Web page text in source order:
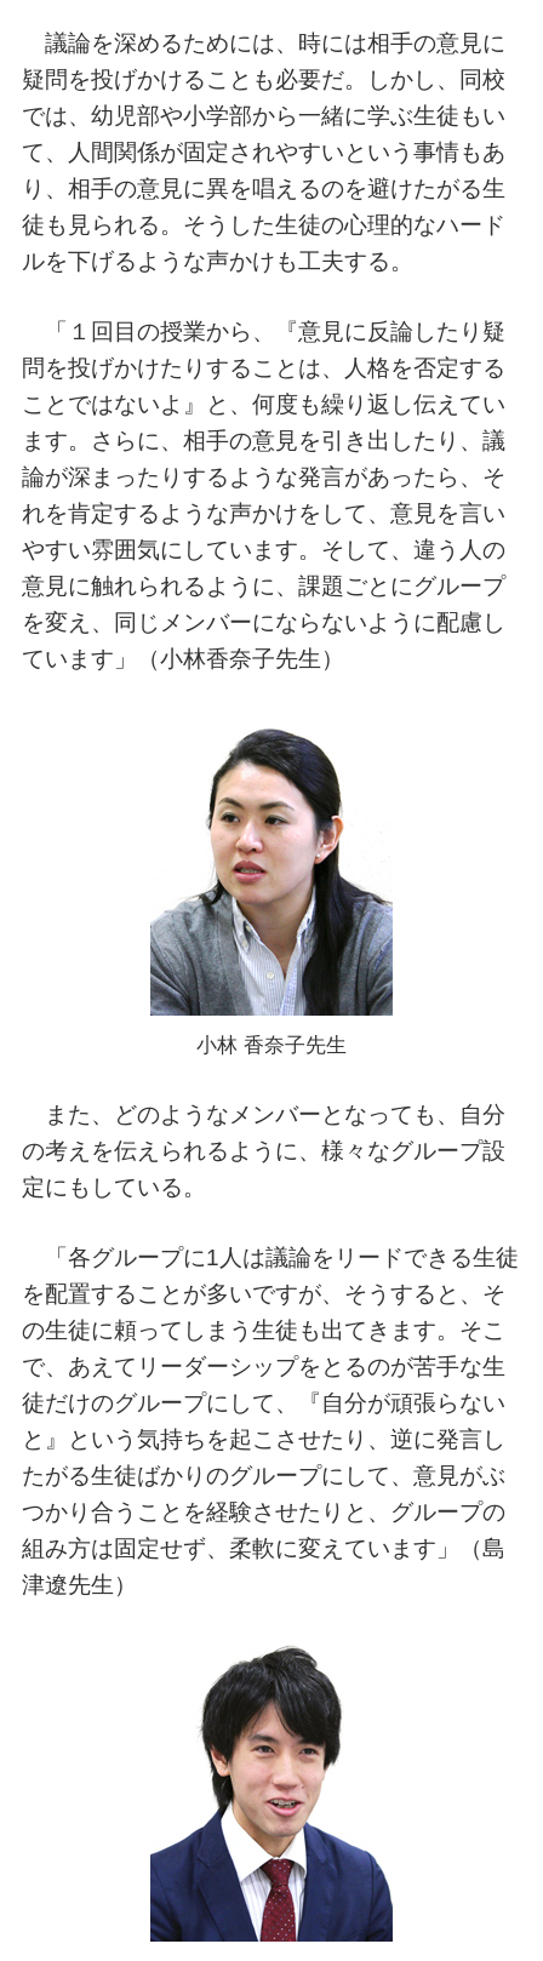
議論を深めるためには、時には相手の意見に
疑問を投げかけることも必要だ。しかし、同校
では、幼児部や小学部から一緒に学ぶ生徒もい
て、人間関係が固定されやすいという事情もあ
り、相手の意見に異を唱えるのを避けたがる生
徒も見られる。そうした生徒の心理的なハード
ルを下げるような声かけも工夫する。
「１回目の授業から、『意見に反論したり疑
問を投げかけたりすることは、人格を否定する
ことではないよ』と、何度も繰り返し伝えてい
ます。さらに、相手の意見を引き出したり、議
論が深まったりするような発言があったら、そ
れを肯定するような声かけをして、意見を言い
やすい雰囲気にしています。そして、違う人の
意見に触れられるように、課題ごとにグループ
を変え、同じメンバーにならないように配慮し
ています」（小林香奈子先生）
小林 香奈子先生
また、どのようなメンバーとなっても、自分
の考えを伝えられるように、様々なグループ設
定にもしている。
「各グループに1人は議論をリードできる生徒
を配置することが多いですが、そうすると、そ
の生徒に頼ってしまう生徒も出てきます。そこ
で、あえてリーダーシップをとるのが苦手な生
徒だけのグループにして、『自分が頑張らない
と』という気持ちを起こさせたり、逆に発言し
たがる生徒ばかりのグループにして、意見がぶ
つかり合うことを経験させたりと、グループの
組み方は固定せず、柔軟に変えています」（島
津遼先生）